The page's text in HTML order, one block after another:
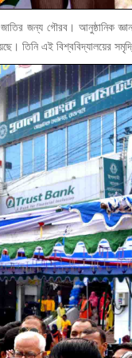
জন্য গৌরব। আনুষ্ঠানিক জ্ঞান
তিনি এই বিশ্ববিদ্যালয়ের